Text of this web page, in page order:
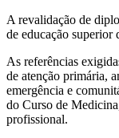
A revalidação de
de educação superior
As referências
de atenção primária,
emergência e
do Curso de
profissional.